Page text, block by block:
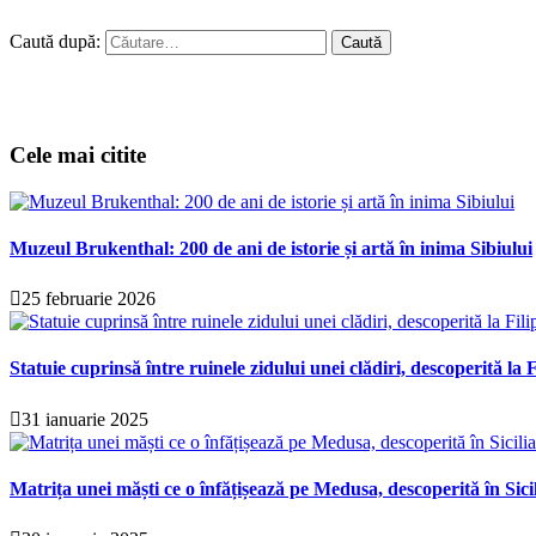
Caută după:
Cele mai citite
Muzeul Brukenthal: 200 de ani de istorie și artă în inima Sibiului
25 februarie 2026
Statuie cuprinsă între ruinele zidului unei clădiri, descoperită la
31 ianuarie 2025
Matrița unei măști ce o înfățișează pe Medusa, descoperită în